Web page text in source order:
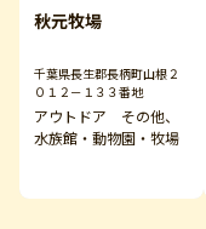
秋元牧場
千葉県長生郡長柄町山根２
０１２－１３３番地
アウトドア その他、
水族館・動物園・牧場